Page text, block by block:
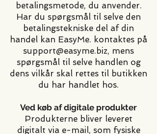
betalingsmetode, du anvender.
Har du spørgsmål til selve den
betalingstekniske del af din
handel kan EasyMe. kontaktes på
support@easyme.biz, mens
spørgsmål til selve handlen og
dens vilkår skal rettes til butikken
du har handlet hos.
Ved køb af digitale produkter
Produkterne bliver leveret
digitalt via e-mail, som fysiske